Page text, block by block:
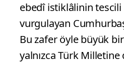
ebedî istiklâlinin
vurgulayan
Bu zafer öyle büyük
yalnızca Türk